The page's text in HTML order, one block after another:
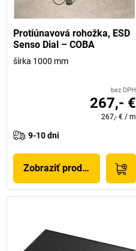
Protiúnavová rohožka, ESD
Senso Dial – COBA
šírka 1000 mm
bez DPH
267,- €
267,- € /m
9-10 dni
Zobraziť produkt